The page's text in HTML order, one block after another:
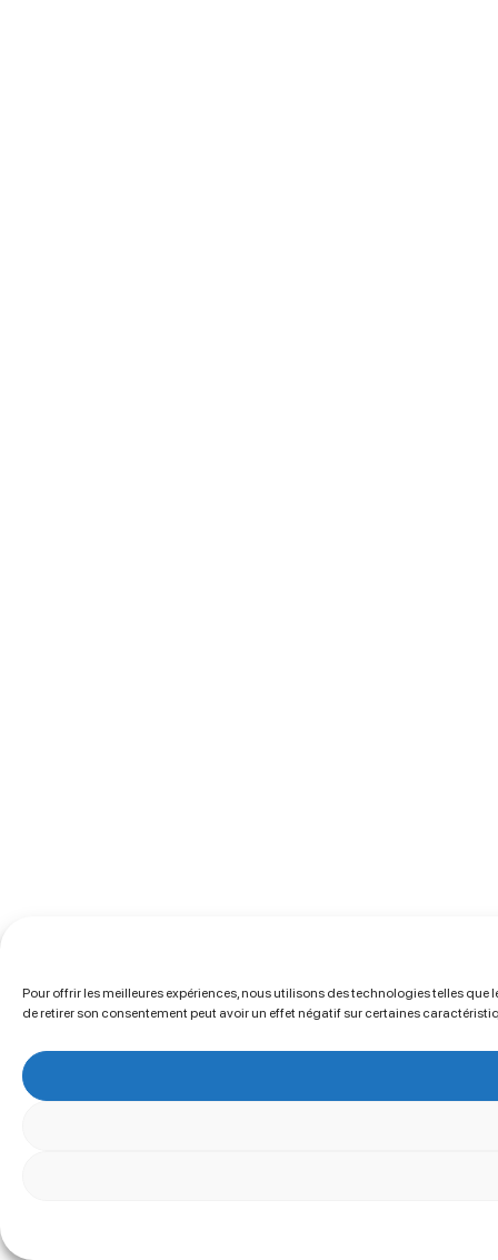
Pour offrir les meilleures expériences, nous utilisons des technologies telles
de retirer son consentement peut avoir un effet négatif sur certaines